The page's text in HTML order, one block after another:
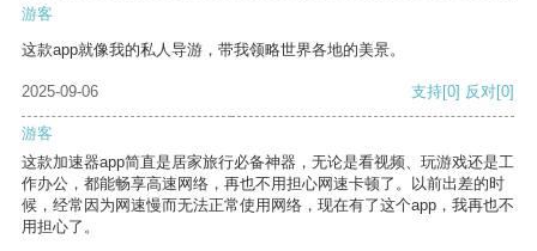
游客
这款app就像我的私人导游，带我领略世界各地的美景。
2025-09-06 支持[0] 反对[0]
游客
这款加速器app简直是居家旅行必备神器，无论是看视频、玩游戏还是工
作办公，都能畅享高速网络，再也不用担心网速卡顿了。以前出差的时
候，经常因为网速慢而无法正常使用网络，现在有了这个app，我再也不
用担心了。